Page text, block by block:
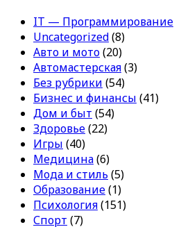
IT — Программирование
Uncategorized(8)
Авто и мото(20)
Автомастерская(3)
Без рубрики (54)
Бизнес и финансы (41)
Дом и быт (54)
Здоровье(22)
Игры (40)
Медицина(6)
Мода и стиль (5)
Образование(1)
Психология(151)
Спорт (7)